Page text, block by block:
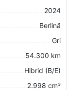
2024
Berlină
Gri
54.300 km
Hibrid (B/E)
2.998 cm³